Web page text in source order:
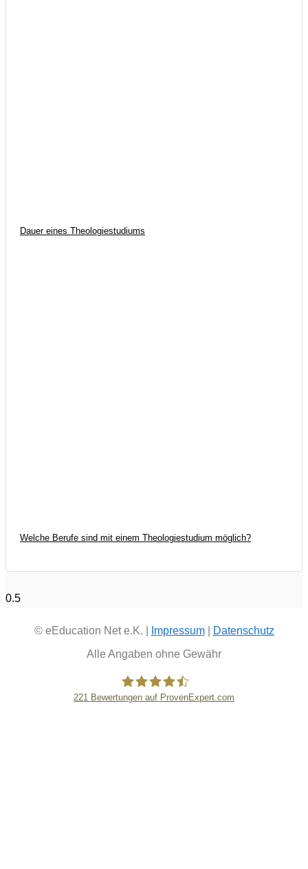
Dauer eines Theologiestudiums
Welche Berufe sind mit einem Theologiestudium möglich?
© eEducation Net e.K. | Impressum|
Datenschutz
Alle Angaben ohne Gewähr
221 Bewertungen auf ProvenExpert.com